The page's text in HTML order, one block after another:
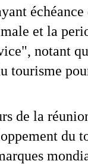
échéance
et la
notant
tourisme
de la
du